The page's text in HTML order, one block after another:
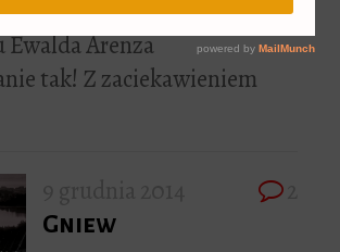
pachnieć czekoladą? W
Arenza
tak! Z zaciekawieniem
Gniew